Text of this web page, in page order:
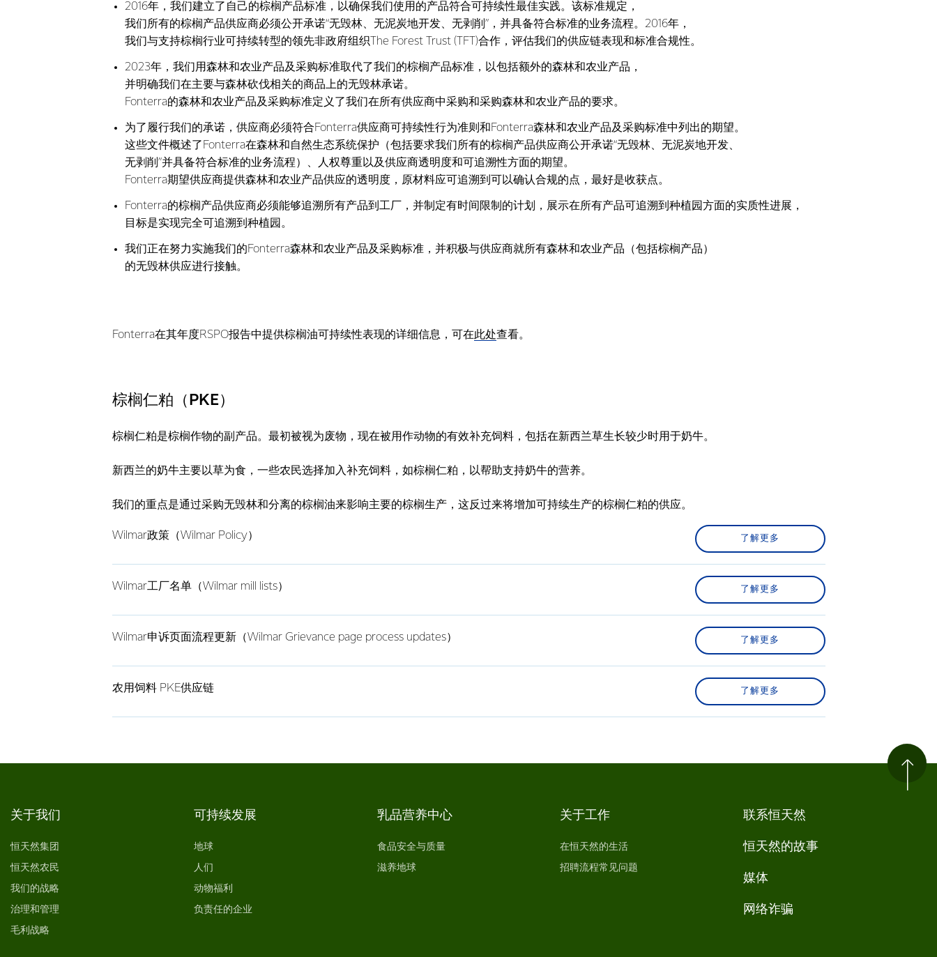
2016年，我们建立了自己的棕榈产品标准，以确保我们使用的产品符合可持续性最佳实践。该标准规定，
我们所有的棕榈产品供应商必须公开承诺“无毁林、无泥炭地开发、无剥削”，并具备符合标准的业务流程。2016年，
我们与支持棕榈行业可持续转型的领先非政府组织The Forest Trust (TFT)合作，评估我们的供应链表现和标准合规性。
2023年，我们用森林和农业产品及采购标准取代了我们的棕榈产品标准，以包括额外的森林和农业产品，
并明确我们在主要与森林砍伐相关的商品上的无毁林承诺。
Fonterra的森林和农业产品及采购标准定义了我们在所有供应商中采购和采购森林和农业产品的要求。
为了履行我们的承诺，供应商必须符合Fonterra供应商可持续性行为准则和Fonterra森林和农业产品及采购标准中列出的期望。
这些文件概述了Fonterra在森林和自然生态系统保护（包括要求我们所有的棕榈产品供应商公开承诺“无毁林、无泥炭地开发、
无剥削”并具备符合标准的业务流程）、人权尊重以及供应商透明度和可追溯性方面的期望。
Fonterra期望供应商提供森林和农业产品供应的透明度，原材料应可追溯到可以确认合规的点，最好是收获点。
Fonterra的棕榈产品供应商必须能够追溯所有产品到工厂，并制定有时间限制的计划，展示在所有产品可追溯到种植园方面的实质性进展，
目标是实现完全可追溯到种植园。
我们正在努力实施我们的Fonterra森林和农业产品及采购标准，并积极与供应商就所有森林和农业产品（包括棕榈产品）
的无毁林供应进行接触。
Fonterra在其年度RSPO报告中提供棕榈油可持续性表现的详细信息，可在此处查看。
棕榈仁粕（PKE）
棕榈仁粕是棕榈作物的副产品。最初被视为废物，现在被用作动物的有效补充饲料，包括在新西兰草生长较少时用于奶牛。
新西兰的奶牛主要以草为食，一些农民选择加入补充饲料，如棕榈仁粕，以帮助支持奶牛的营养。
我们的重点是通过采购无毁林和分离的棕榈油来影响主要的棕榈生产，这反过来将增加可持续生产的棕榈仁粕的供应。
Wilmar政策（Wilmar Policy） 了解更多
Wilmar工厂名单（Wilmar mill lists） 了解更多
Wilmar申诉页面流程更新（Wilmar Grievance page process updates） 了解更多
农用饲料 PKE供应链 了解更多
关于我们
恒天然集团
恒天然农民
我们的战略
治理和管理
毛利战略
可持续发展
地球
人们
动物福利
负责任的企业
乳品营养中心
食品安全与质量
滋养地球
关于工作
在恒天然的生活
招聘流程常见问题
联系恒天然
恒天然的故事
媒体
网络诈骗